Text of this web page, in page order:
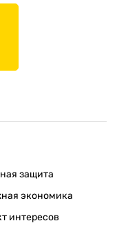
защита
экономика
интересов